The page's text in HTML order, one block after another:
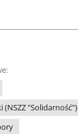
(NSZZ "Solidarność")